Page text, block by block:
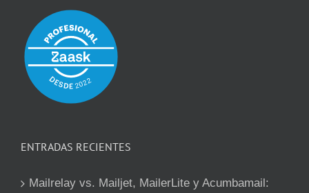
ENTRADAS RECIENTES
Mailrelay vs. Mailjet, MailerLite y Acumbamail: